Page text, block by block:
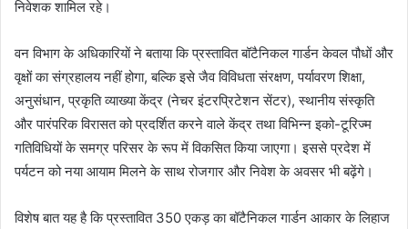
निवेशक शामिल रहे।
वन विभाग के अधिकारियों ने बताया कि प्रस्तावित बॉटैनिकल गार्डन केवल पौधों और
वृक्षों का संग्रहालय नहीं होगा, बल्कि इसे जैव विविधता संरक्षण, पर्यावरण शिक्षा,
अनुसंधान, प्रकृति व्याख्या केंद्र (नेचर इंटरप्रिटेशन सेंटर), स्थानीय संस्कृति
और पारंपरिक विरासत को प्रदर्शित करने वाले केंद्र तथा विभिन्न इको-टूरिज्म
गतिविधियों के समग्र परिसर के रूप में विकसित किया जाएगा। इससे प्रदेश में
पर्यटन को नया आयाम मिलने के साथ रोजगार और निवेश के अवसर भी बढ़ेंगे।
विशेष बात यह है कि प्रस्तावित 350 एकड़ का बॉटैनिकल गार्डन आकार के लिहाज